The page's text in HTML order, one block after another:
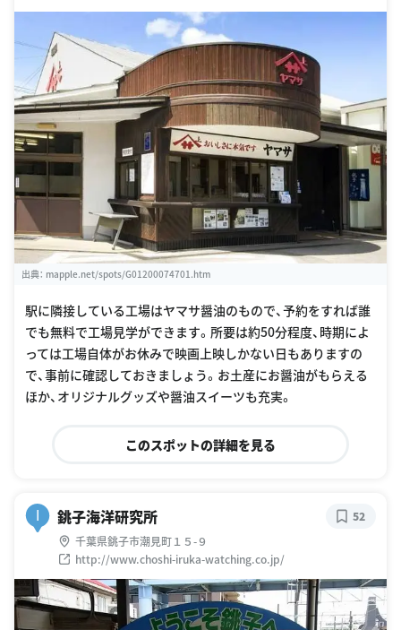
出典： mapple.net/spots/G01200074701.htm
駅に隣接している工場はヤマサ醤油のもので、予約をすれば誰
でも無料で工場見学ができます。所要は約50分程度、時期によ
っては工場自体がお休みで映画上映しかない日もありますの
で、事前に確認しておきましょう。お土産にお醤油がもらえる
ほか、オリジナルグッズや醤油スイーツも充実。
このスポットの詳細を見る
I 銚子海洋研究所
千葉県銚子市潮見町１５-９
http://www.choshi-iruka-watching.co.jp/
52